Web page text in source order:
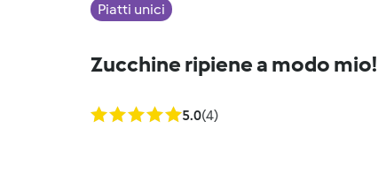
Piatti unici
Zucchine ripiene a modo mio!
5.0(4)